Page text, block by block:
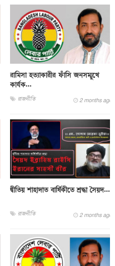
রামিসা হত্যাকারীর ফাঁসি জনসম্মুখে
কার্যক...
রাজনীতি 2 months ago
দ্বীতিয় শাহাদাত বার্ষিকীতে শ্রদ্ধা সৈয়দ...
রাজনীতি 2 months ago